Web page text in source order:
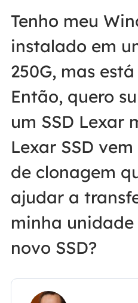
Tenho meu
instalado em
250G, mas
Então, quero
um SSD Lexar
Lexar SSD
de clonagem
ajudar a
minha
novo SSD?